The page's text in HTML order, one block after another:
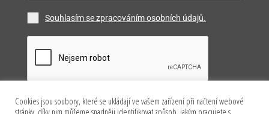
Souhlasím se zpracováním osobních údajů.
Odeslat
Cookies jsou soubory, které se ukládají ve vašem zařízení při načtení webové
stránky, díky nim můžeme snadněji identifikovat způsob, jakým pracujete s